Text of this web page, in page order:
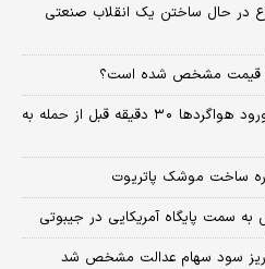
در حال ساختن یک انقلاب صنعتی
قیمت مشخص شده است؟
زئیس سازمان هواپیمایی: گزارش ورود هواگردها ٣٠ دقیقه قبل از حمله به
ساخت موشک پاتریوت
سمت پایگاه آمریکایی در جیبوتی
سود سهام عدالت مشخص شد